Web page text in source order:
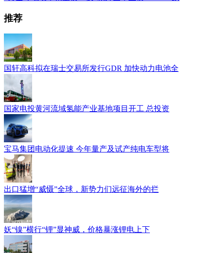
推荐
国轩高科拟在瑞士交易所发行GDR 加快动力电池全
国家电投黄河流域氢能产业基地项目开工 总投资
宝马集团电动化提速 今年量产及试产纯电车型将
出口猛增“威慑”全球，新势力们远征海外的拦
妖“镍”横行“锂”显神威，价格暴涨锂电上下